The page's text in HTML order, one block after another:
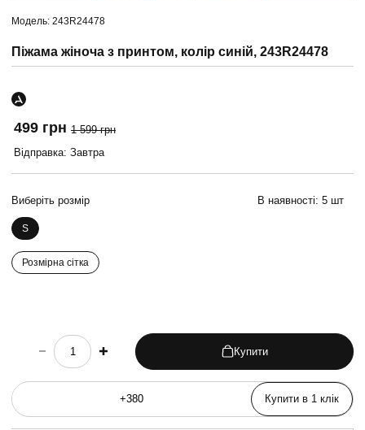
Модель: 243R24478
Піжама жіноча з принтом, колір синій, 243R24478
499 грн 1 599 грн
Відправка: Завтра
Виберіть розмір В наявності: 5 шт
S
Розмірна сітка
choose quantity Купити
Купити в 1 клік